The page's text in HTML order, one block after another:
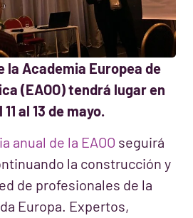
la Academia Europea de
(EAOO) tendrá lugar en
al 13 de mayo.
anual de la EAOO seguirá
la construcción y
de profesionales de la
Europa. Expertos,